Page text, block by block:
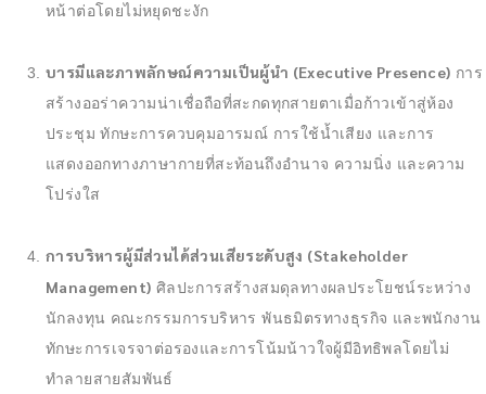
หน้าต่อโดยไม่หยุดชะงัก
บารมีและภาพลักษณ์ความเป็นผู้นำ (Executive Presence) การ
สร้างออร่าความน่าเชื่อถือที่สะกดทุกสายตาเมื่อก้าวเข้าสู่ห้อง
ประชุม ทักษะการควบคุมอารมณ์ การใช้น้ำเสียง และการ
แสดงออกทางภาษากายที่สะท้อนถึงอำนาจ ความนิ่ง และความ
โปร่งใส
การบริหารผู้มีส่วนได้ส่วนเสียระดับสูง (Stakeholder
Management) ศิลปะการสร้างสมดุลทางผลประโยชน์ระหว่าง
นักลงทุน คณะกรรมการบริหาร พันธมิตรทางธุรกิจ และพนักงาน
ทักษะการเจรจาต่อรองและการโน้มน้าวใจผู้มีอิทธิพลโดยไม่
ทำลายสายสัมพันธ์